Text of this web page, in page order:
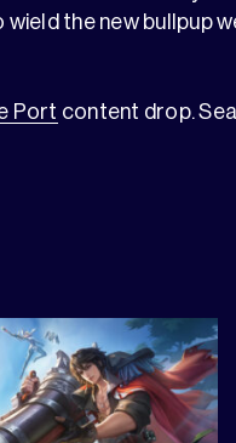
the new bullpup
Port content drop.